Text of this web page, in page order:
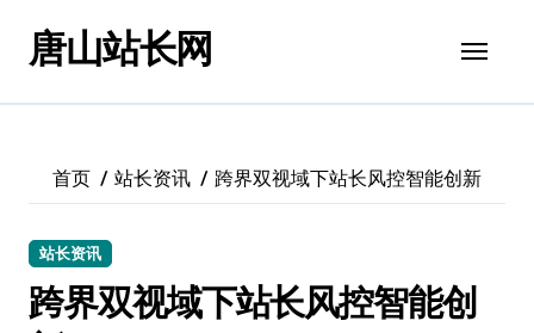
唐山站长网
首页 站长资讯 跨界双视域下站长风控智能创新
站长资讯
跨界双视域下站长风控智能创